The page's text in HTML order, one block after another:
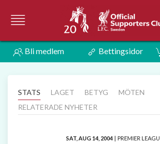
Bli medlem Bettingsidor
STATS LAGET BETYG
MÖTEN
RELATERADE NYHETER
SAT, AUG 14, 2004 | PREMIER